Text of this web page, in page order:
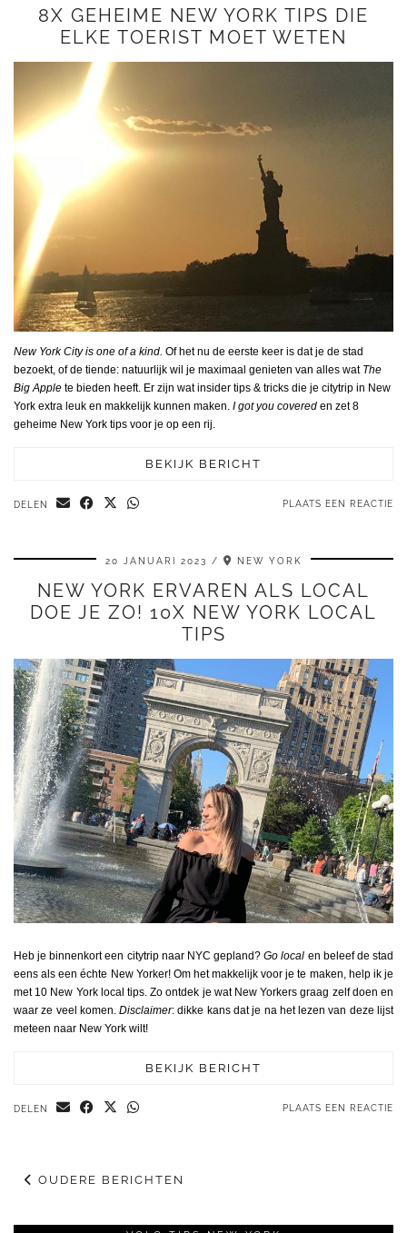
8X GEHEIME NEW YORK TIPS DIE
ELKE TOERIST MOET WETEN
New York City is one of a kind. Of het nu de eerste keer is dat je de stad
bezoekt, of de tiende: natuurlijk wil je maximaal genieten van alles wat The
Big Apple te bieden heeft. Er zijn wat insider tips & tricks die je citytrip in New
York extra leuk en makkelijk kunnen maken. I got you covered en zet 8
geheime New York tips voor je op een rij.
BEKIJK BERICHT
DELEN PLAATS EEN REACTIE
20 JANUARI 2023 NEW YORK
NEW YORK ERVAREN ALS LOCAL
DOE JE ZO! 10X NEW YORK LOCAL
TIPS
Heb je binnenkort een citytrip naar NYC gepland?Go local en beleef de stad
eens als een échte New Yorker! Om het makkelijk voor je te maken, help ik je
met 10 New York local tips. Zo ontdek je wat New Yorkers graag zelf doen en
waar ze veel komen.Disclaimer: dikke kans dat je na het lezen van deze lijst
meteen naar New York wilt!
BEKIJK BERICHT
DELEN PLAATS EEN REACTIE
OUDERE BERICHTEN